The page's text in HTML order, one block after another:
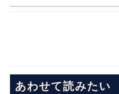
あわせて読みたい